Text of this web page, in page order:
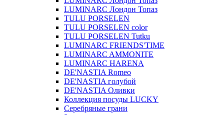
LUMINARC Лондон Топаз
TULU PORSELEN
TULU PORSELEN color
TULU PORSELEN Tutku
LUMINARC FRIENDS'TIME
LUMINARC AMMONITE
LUMINARC HARENA
DE'NASTIA Romeo
DE'NASTIA голубой
DE'NASTIA Оливки
Коллекция посуды LUCKY
Серебряные грани